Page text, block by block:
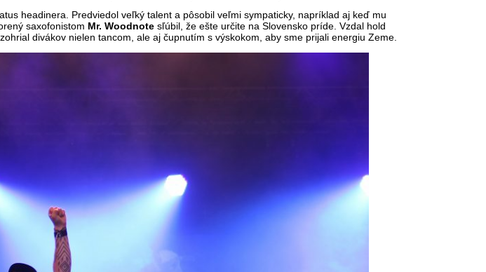
headinera. Predviedol veľký talent a pôsobil veľmi sympaticky, napríklad aj keď mu
saxofonistom Mr. Woodnote sľúbil, že ešte určite na Slovensko príde. Vzdal hold
divákov nielen tancom, ale aj čupnutím s výskokom, aby sme prijali energiu Zeme.